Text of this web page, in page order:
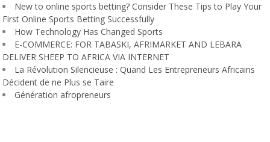
New to online sports betting? Consider These Tips to Play Your
First Online Sports Betting Successfully
How Technology Has Changed Sports
E-COMMERCE: FOR TABASKI, AFRIMARKET AND LEBARA
DELIVER SHEEP TO AFRICA VIA INTERNET
La Révolution Silencieuse : Quand Les Entrepreneurs Africains
Décident de ne Plus se Taire
Génération afropreneurs